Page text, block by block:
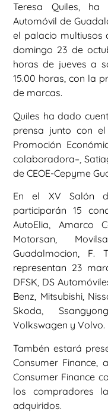
Teresa Quiles,
Automóvil de
el palacio multiusos
domingo 23 de
horas de jueves a
15.00 horas, con la
de marcas.
Quiles ha dado
prensa junto con
Promoción
colaboradora–,
de CEOE-Cepyme
En el XV Salón
participarán 15
AutoElia, Amarco
Motorsan,
Guadalmocion, F.
representan 23
DFSK, DS
Benz, Mitsubishi,
Skoda,
Volkswagen y Volvo.
Tambén estará
Consumer Finance,
Consumer Finance
los compradores
adquiridos.